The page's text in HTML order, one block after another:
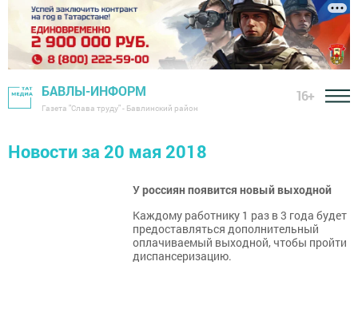
БАВЛЫ-ИНФОРМ
Газета "Слава труду" - Бавлинский район
16+
Новости за 20 мая 2018
У россиян появится новый выходной
Каждому работнику 1 раз в 3 года будет
предоставляться дополнительный
оплачиваемый выходной, чтобы пройти
диспансеризацию.